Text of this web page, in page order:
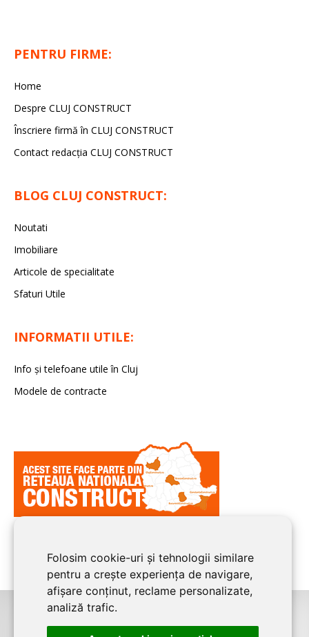
Folosim cookie-uri și tehnologii similare
pentru a crește experiența de navigare,
afișare conținut, reclame personalizate,
analiză trafic.
PENTRU FIRME:
Home
Despre CLUJ CONSTRUCT
Înscriere firmă în CLUJ CONSTRUCT
Contact redacția CLUJ CONSTRUCT
BLOG CLUJ CONSTRUCT:
Noutati
Imobiliare
Articole de specialitate
Sfaturi Utile
INFORMATII UTILE:
Info și telefoane utile în Cluj
Modele de contracte
CLUJ CONSTRUCTeste un serviciu de promovare online pentru